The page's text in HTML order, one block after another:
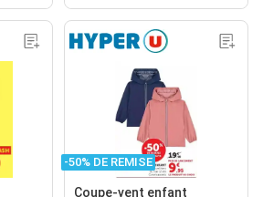
-50% DE REMISE
Coupe-vent enfant